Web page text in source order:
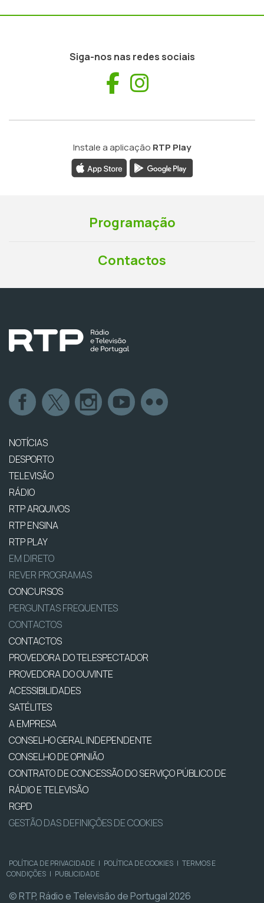
Siga-nos nas redes sociais
Facebook
Instale a aplicação RTP Play
Programação
Contactos
NOTÍCIAS
DESPORTO
TELEVISÃO
RÁDIO
RTP ARQUIVOS
RTP ENSINA
RTP PLAY
EM DIRETO
REVER PROGRAMAS
CONCURSOS
PERGUNTAS FREQUENTES
CONTACTOS
CONTACTOS
PROVEDORA DO TELESPECTADOR
PROVEDORA DO OUVINTE
ACESSIBILIDADES
SATÉLITES
A EMPRESA
CONSELHO GERAL INDEPENDENTE
CONSELHO DE OPINIÃO
CONTRATO DE CONCESSÃO DO SERVIÇO PÚBLICO DE
RÁDIO E TELEVISÃO
RGPD
GESTÃO DAS DEFINIÇÕES DE COOKIES
POLÍTICA DE PRIVACIDADE | POLÍTICA DE COOKIES | TERMOS E
CONDIÇÕES | PUBLICIDADE
© RTP, Rádio e Televisão de Portugal 2026